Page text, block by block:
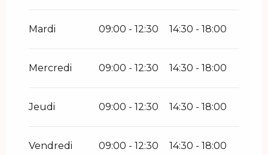
Mardi 09:00 - 12:30 14:30 - 18:00
Mercredi 09:00 - 12:30 14:30 - 18:00
Jeudi 09:00 - 12:30 14:30 - 18:00
Vendredi 09:00 - 12:30 14:30 - 18:00